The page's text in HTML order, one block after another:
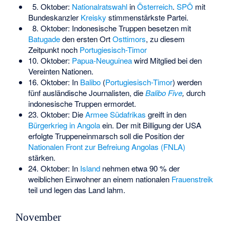
5. Oktober: NationalratswahlinÖsterreich. SPÖmit
Bundeskanzler Kreisky stimmenstärkste Partei.
8. Oktober: Indonesische Truppen besetzen mit
Batugadeden ersten OrtOsttimors, zu diesem
Zeitpunkt noch Portugiesisch-Timor
10. Oktober: Papua-Neuguineawird Mitglied bei den
Vereinten Nationen.
16. Oktober: In Balibo(Portugiesisch-Timor) werden
fünf ausländische Journalisten, dieBalibo Five, durch
indonesische Truppen ermordet.
23. Oktober: DieArmee Südafrikas greift in den
Bürgerkrieg in Angolaein. Der mit Billigung der USA
erfolgte Truppeneinmarsch soll die Position der
Nationalen Front zur Befreiung Angolas (FNLA)
stärken.
24. Oktober: In Islandnehmen etwa 90 % der
weiblichen Einwohner an einem nationalen Frauenstreik
teil und legen das Land lahm.
November